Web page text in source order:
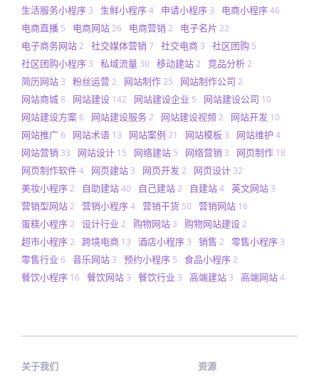
生活服务小程序 3 生鲜小程序4 申请小程序 3 电商小程序46
电商直播 5 电商网站26 电商营销 2 电子名片 22
电子商务网站2 社交媒体营销 7 社交电商 3 社区团购 5
社区团购小程序 3 私域流量 30 移动建站2 竞品分析2
简历网站 3 粉丝运营2 网站制作25 网站制作公司 2
网站商城8 网站建设 142 网站建设企业 5 网站建设公司 10
网站建设方案6 网站建设服务2 网站建设视频2 网站开发 10
网站推广6 网站术语 13 网站案例 21 网站模板 3 网站维护 4
网站营销 33 网站设计 15 网络建站 5 网络营销 3 网页制作 18
网页制作软件4 网页建站 3 网页开发 2 网页设计 32
美妆小程序2 自助建站40 自己建站2 自建站4 英文网站 3
营销型网站2 营销小程序4 营销干货 50 营销网站 16
蛋糕小程序2 设计行业 2 购物网站 3 购物网站建设2
超市小程序2 跨境电商 13 酒店小程序 3 销售 2 零售小程序 3
零售行业 6 音乐网站 3 预约小程序 5 食品小程序2
餐饮小程序 16 餐饮网站 3 餐饮行业 3 高端建站 3 高端网站4
关于我们
资源